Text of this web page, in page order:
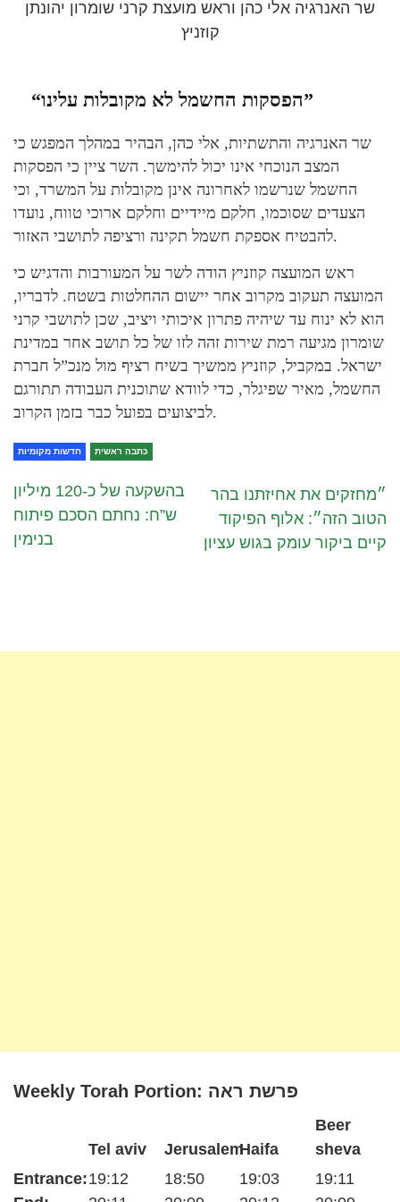
שר האנרגיה אלי כהן וראש מועצת קרני שומרון יהונתן
קוזניץ
“הפסקות החשמל לא מקובלות עלינו”
שר האנרגיה והתשתיות, אלי כהן, הבהיר במהלך המפגש כי
המצב הנוכחי אינו יכול להימשך. השר ציין כי הפסקות
החשמל שנרשמו לאחרונה אינן מקובלות על המשרד, וכי
הצעדים שסוכמו, חלקם מיידיים וחלקם ארוכי טווח, נועדו
להבטיח אספקת חשמל תקינה ורציפה לתושבי האזור.
ראש המועצה קוזניץ הודה לשר על המעורבות והדגיש כי
המועצה תעקוב מקרוב אחר יישום ההחלטות בשטח. לדבריו,
הוא לא ינוח עד שיהיה פתרון איכותי ויציב, שכן לתושבי קרני
שומרון מגיעה רמת שירות זהה לזו של כל תושב אחר במדינת
ישראל. במקביל, קוזניץ ממשיך בשיח רציף מול מנכ”ל חברת
החשמל, מאיר שפיגלר, כדי לוודא שתוכנית העבודה תתורגם
לביצועים בפועל כבר בזמן הקרוב.
חדשות מקומיות כתבה ראשית
בהשקעה של כ-120 מיליון
ש”ח: נחתם הסכם פיתוח
בנימין
״מחזקים את אחיזתנו בהר
הטוב הזה״: אלוף הפיקוד
קיים ביקור עומק בגוש עציון
Weekly Torah Portion: פרשת ראה
Entrance:
Tel aviv
19:12
Jerusalem
18:50
Haifa
19:03
Beer
sheva
19:11